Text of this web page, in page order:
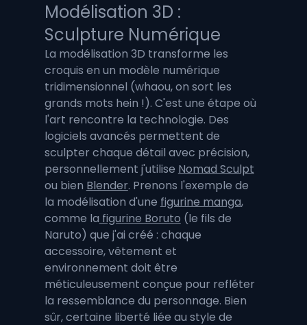
Modélisation 3D :
Sculpture Numérique
La modélisation 3D transforme les
croquis en un modèle numérique
tridimensionnel (whaou, on sort les
grands mots hein !). C'est une étape où
l'art rencontre la technologie. Des
logiciels avancés permettent de
sculpter chaque détail avec précision,
personnellement j'utilise Nomad Sculpt
ou bien Blender. Prenons l'exemple de
la modélisation d'une figurine manga,
comme la figurine Boruto (le fils de
Naruto) que j'ai créé : chaque
accessoire, vêtement et
environnement doit être
méticuleusement conçue pour refléter
la ressemblance du personnage. Bien
sûr, certaine liberté liée au style de